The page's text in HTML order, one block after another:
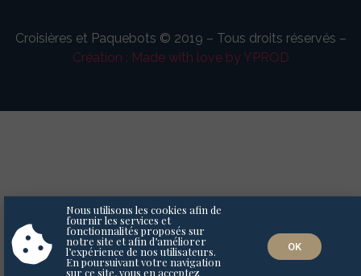
Croisières et Paquebots © 2019 – Tous droits réservés –
Création : Made with love by YPROD
Nous utilisons les cookies afin de
fournir les services et
fonctionnalités proposés sur
notre site et afin d’améliorer
l’expérience de nos utilisateurs.
En poursuivant votre navigation
sur ce site, vous en acceptez
OK